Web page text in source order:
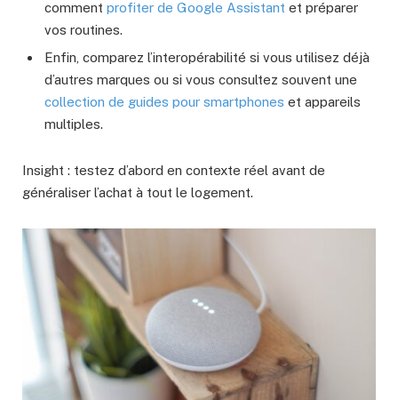
comment profiter de Google Assistant et préparer
vos routines.
Enfin, comparez l’interopérabilité si vous utilisez déjà
d’autres marques ou si vous consultez souvent une
collection de guides pour smartphones et appareils
multiples.
Insight : testez d’abord en contexte réel avant de
généraliser l’achat à tout le logement.